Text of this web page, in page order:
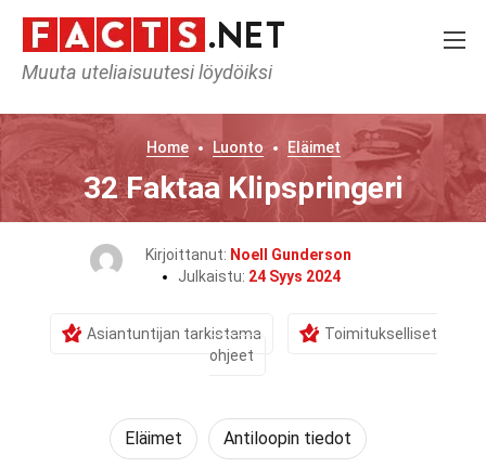
Muuta uteliaisuutesi löydöiksi
Home Luonto Eläimet
32 Faktaa Klipspringeri
Kirjoittanut: Noell Gunderson
Julkaistu: 24 Syys 2024
Asiantuntijan tarkistama
Toimitukselliset
ohjeet
Eläimet Antiloopin tiedot